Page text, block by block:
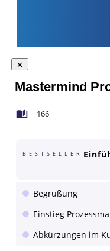
Mastermind
166
BESTSELLER
Begrüßung
Einstieg
Abkürzungen im